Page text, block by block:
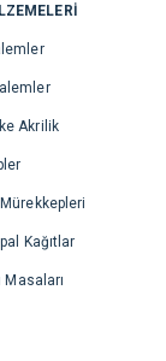
Akrilik
Kağıtlar
Masaları